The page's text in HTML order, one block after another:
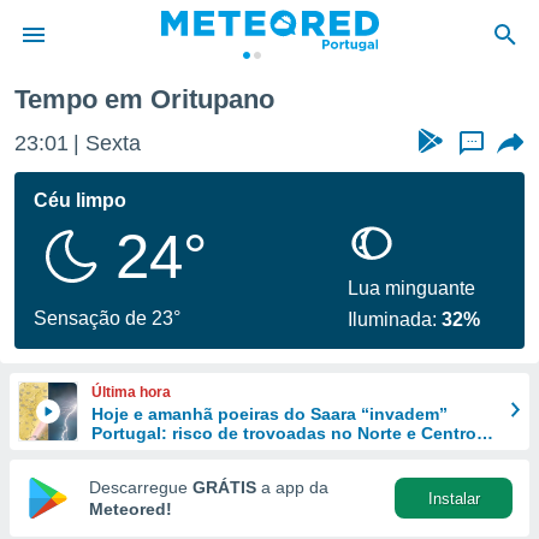
da
foi
fornecidas
a este
das
e
forma
digital
Tempo em Oritupano
23:01 Sexta ...
Céu limpo
24°
Sensação de 23°
Lua minguante
Iluminada:32%
Última hora
Hoje e amanhã poeiras do Saara “invadem”
Portugal: risco de trovoadas no Norte e Centro
Descarregue GRÁTIS a app da
Meteored!
Instalar